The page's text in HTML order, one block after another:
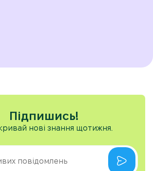
Підпишись!
нові знання щотижня.